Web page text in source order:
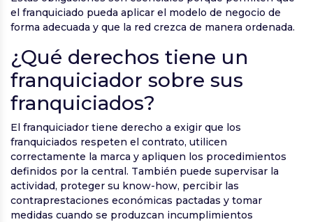
el franquiciado pueda aplicar el modelo de negocio de
forma adecuada y que la red crezca de manera ordenada.
¿Qué derechos tiene un
franquiciador sobre sus
franquiciados?
El franquiciador tiene derecho a exigir que los
franquiciados respeten el contrato, utilicen
correctamente la marca y apliquen los procedimientos
definidos por la central. También puede supervisar la
actividad, proteger su know-how, percibir las
contraprestaciones económicas pactadas y tomar
medidas cuando se produzcan incumplimientos